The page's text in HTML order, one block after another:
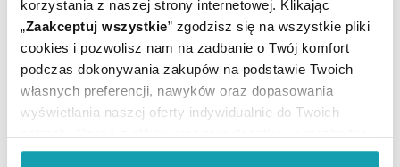
korzystania z naszej strony internetowej. Klikając
„Zaakceptuj wszystkie” zgodzisz się na wszystkie pliki
cookies i pozwolisz nam na zadbanie o Twój komfort
podczas dokonywania zakupów na podstawie Twoich
własnych preferencji, nawyków oraz dopasowania
wyświetlania naszej oferty indywidualnie do Twoich
potrzeb. Część z plików jest nam dodatkowo niezbędna
do prawidłowego działania Portalu oraz jego
Ilość / masa / pojemność
netto:
30 g
Producent / Podmiot
odpowiedzialny:
HERBAPOL Poznań
Rejestracja produktu:
Lek bez recepty
Temperatura
pokojowa